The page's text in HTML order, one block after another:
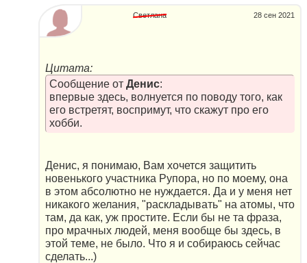
28 сен 2021
Светлана
Цитата:
Сообщение от Денис:
впервые здесь, волнуется по поводу того, как
его встретят, воспримут, что скажут про его
хобби.
Денис, я понимаю, Вам хочется защитить
новенького участника Рупора, но по моему, она
в этом абсолютно не нуждается. Да и у меня нет
никакого желания, "раскладывать" на атомы, что
там, да как, уж простите. Если бы не та фраза,
про мрачных людей, меня вообще бы здесь, в
этой теме, не было. Что я и собираюсь сейчас
сделать...)